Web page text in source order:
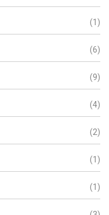
(1)
(6)
(9)
(4)
(2)
(1)
(1)